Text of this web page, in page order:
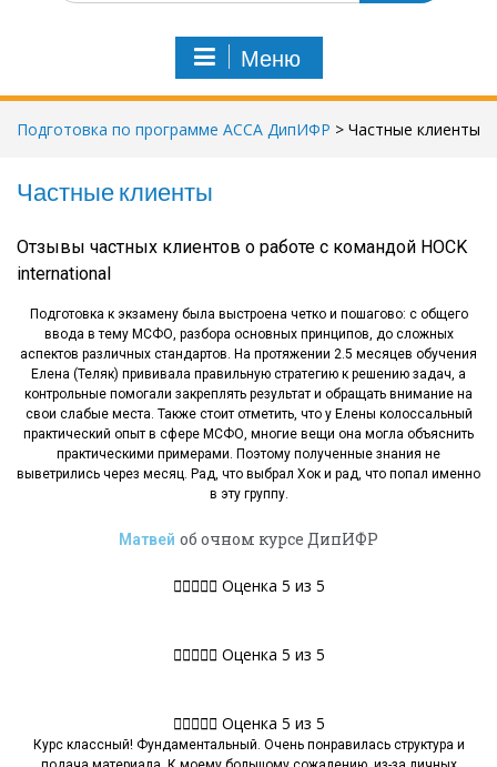
о
:
Меню
Подготовка по программе АССА ДипИФР > Частные клиенты
Частные клиенты
Отзывы частных клиентов о работе с командой HOCK
international
Подготовка к экзамену была выстроена четко и пошагово: с общего
ввода в тему МСФО, разбора основных принципов, до сложных
аспектов различных стандартов. На протяжении 2.5 месяцев обучения
Елена (Теляк) прививала правильную стратегию к решению задач, а
контрольные помогали закреплять результат и обращать внимание на
свои слабые места. Также стоит отметить, что у Елены колоссальный
практический опыт в сфере МСФО, многие вещи она могла объяснить
практическими примерами. Поэтому полученные знания не
выветрились через месяц. Рад, что выбрал Хок и рад, что попал именно
в эту группу.
Матвей об очном курсе ДипИФР
 Оценка 5 из 5
 Оценка 5 из 5
 Оценка 5 из 5
Курс классный! Фундаментальный. Очень понравилась структура и